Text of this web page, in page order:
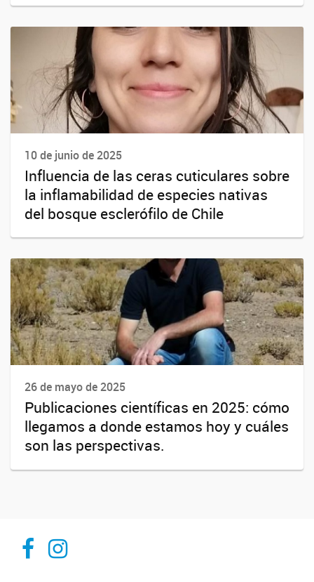
10 de junio de 2025
Influencia de las ceras cuticulares sobre
la inflamabilidad de especies nativas
del bosque esclerófilo de Chile
26 de mayo de 2025
Publicaciones científicas en 2025: cómo
llegamos a donde estamos hoy y cuáles
son las perspectivas.
Inibioma-Conicet/Unco
inibiomaabierto